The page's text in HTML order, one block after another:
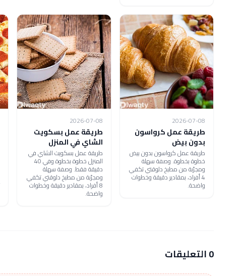
2026-07-08
طريقة عمل كرواسون
بدون بيض
طريقة عمل كرواسون بدون بيض
خطوة بخطوة. وصفة سهلة
ومجرّبة من مطبخ دلوقتي تكفي
4 أفراد، بمقادير دقيقة وخطوات
واضحة.
2026-07-08
طريقة عمل بسكويت
الشاي في المنزل
طريقة عمل بسكويت الشاي في
المنزل خطوة بخطوة وفي 40
دقيقة فقط. وصفة سهلة
ومجرّبة من مطبخ دلوقتي تكفي
8 أفراد، بمقادير دقيقة وخطوات
واضحة.
0 التعليقات